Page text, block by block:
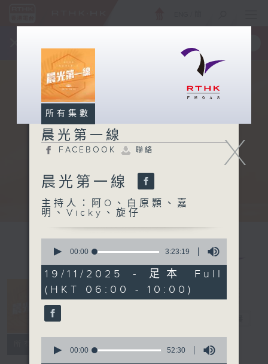
一手掌握 RTHK 電台、電視節目
X
所有集數
晨光第一線
FACEBOOK 聯絡
晨光第一線
主持人：阿O、白原顥、嘉
明、Vicky、旋仔
seconds
3
hours,
23
minutes,
19
seconds
00:00 3:23:19
19/11/2025 - 足本 Full
(HKT 06:00 - 10:00)
seconds
00:00 52:30